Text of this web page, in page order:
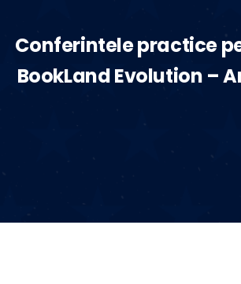
Conferintele practice
BookLand Evolution –